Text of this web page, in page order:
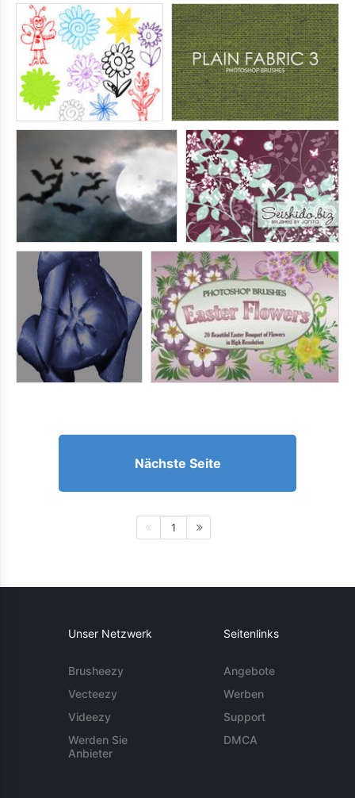
Nächste Seite
1
Unser Netzwerk
Brusheezy
Vecteezy
Videezy
Werden Sie
Anbieter
Seitenlinks
Angebote
Werben
Support
DMCA